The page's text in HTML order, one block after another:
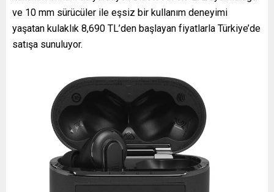
ve 10 mm sürücüler ile eşsiz bir kullanım deneyimi
yaşatan kulaklık 8,690 TL’den başlayan fiyatlarla Türkiye’de
satışa sunuluyor.